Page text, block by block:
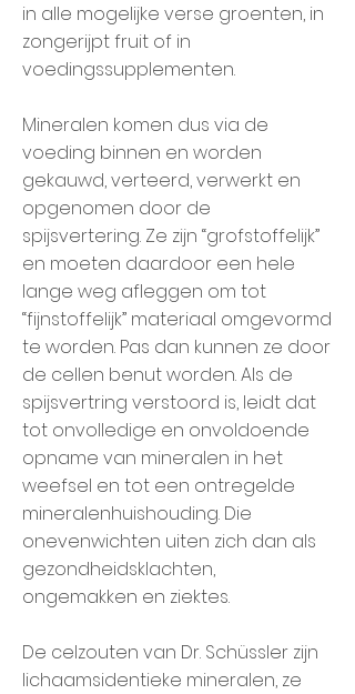
in alle mogelijke verse groenten, in
zongerijpt fruit of in
voedingssupplementen.
Mineralen komen dus via de
voeding binnen en worden
gekauwd, verteerd, verwerkt en
opgenomen door de
spijsvertering. Ze zijn “grofstoffelijk”
en moeten daardoor een hele
lange weg afleggen om tot
“fijnstoffelijk” materiaal omgevormd
te worden. Pas dan kunnen ze door
de cellen benut worden. Als de
spijsvertring verstoord is, leidt dat
tot onvolledige en onvoldoende
opname van mineralen in het
weefsel en tot een ontregelde
mineralenhuishouding. Die
onevenwichten uiten zich dan als
gezondheidsklachten,
ongemakken en ziektes.
De celzouten van Dr. Schüssler zijn
lichaamsidentieke mineralen, ze